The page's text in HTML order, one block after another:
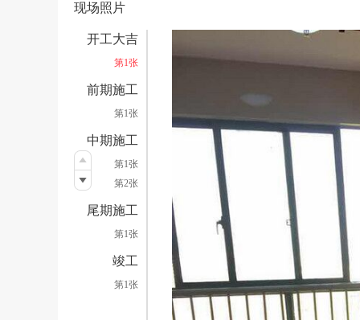
现场照片
开工大吉
第1张
前期施工
第1张
中期施工
第1张
第2张
尾期施工
第1张
竣工
第1张